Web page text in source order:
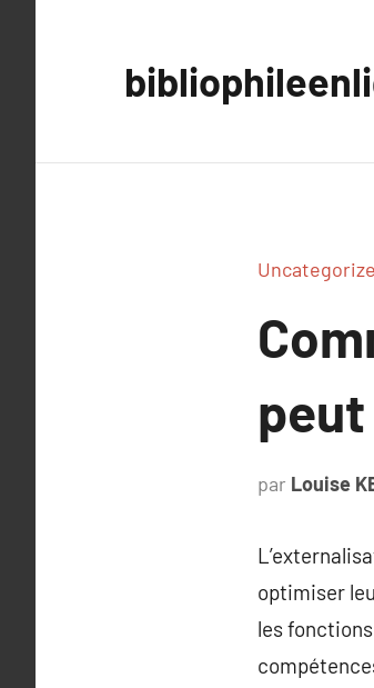
par Louise
optimiser
les